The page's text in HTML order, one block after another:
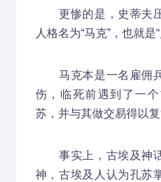
更惨的是，史蒂夫压
人格名为“马克”，也就是“
马克本是一名雇佣兵
伤，临死前遇到了一
苏，并与其做交易得以复
事实上，古埃及神话
神，古埃及人认为孔苏